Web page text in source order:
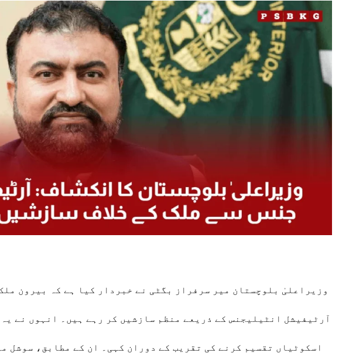
وزیراعلیٰ بلوچستان میر سرفراز بگٹی نے خبردار کیا ہے کہ بیرون
آرٹیفیشل انٹیلیجنس کے ذریعے منظم سازشیں کر رہے ہیں۔ انہوں نے
اسکوٹیاں تقسیم کرنے کی تقریب کے دوران کہی۔ ان کے مطابق، سوشل